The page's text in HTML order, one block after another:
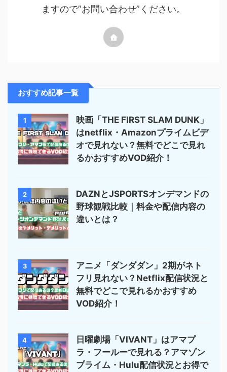
ますので”お問い合わせ”ください。
おすすめ記事一覧
1
映画「THE FIRST SLAM DUNK」
はnetflix・Amazonプライムビデ
オで見れない？無料でどこで見れ
るかおすすめVOD紹介！
2
DAZNとJSPORTSオンデマンドの
野球観戦比較｜料金や配信内容の
違いとは？
3
アニメ「ダンダダン」2期がネト
フリ見れない？Netflix配信状況と
無料でどこで見れるかおすすめ
VOD紹介！
4
日曜劇場「VIVANT」はアマプ
ラ・フールーで見れる？アマゾン
プライム・Hulu配信状況とお得で